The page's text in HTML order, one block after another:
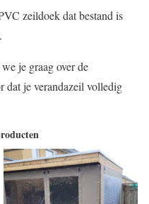
zeildoek dat bestand is
je graag over de
dat je verandazeil volledig